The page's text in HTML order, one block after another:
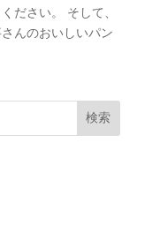
ださい。 そして、
んのおいしいパン